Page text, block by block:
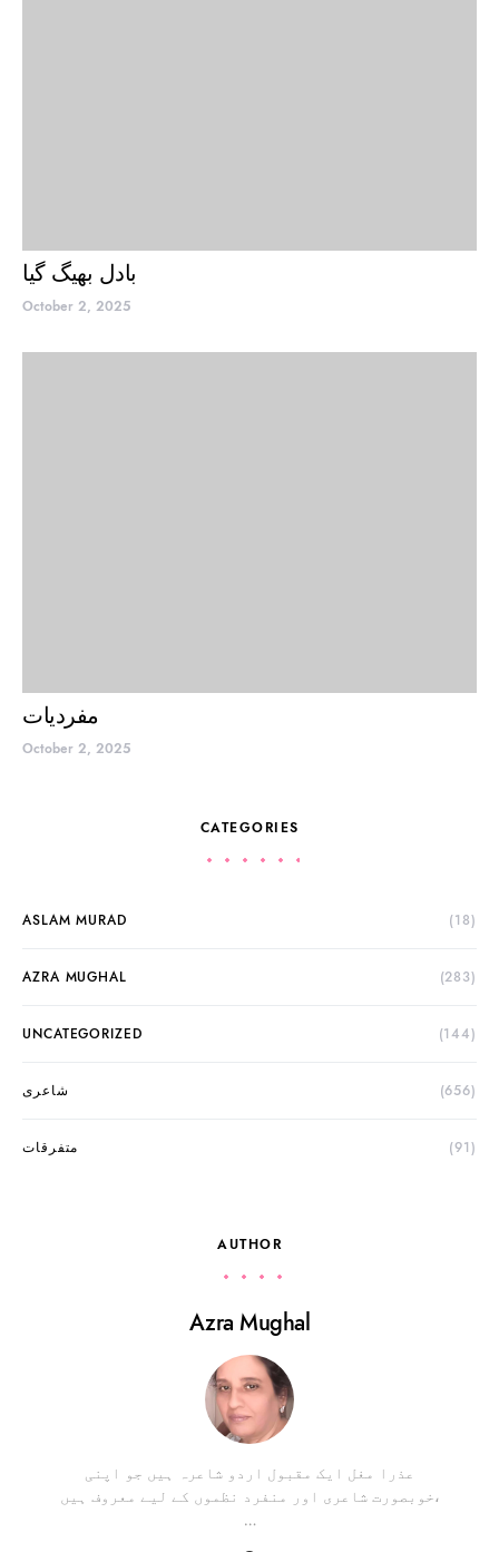
بادل بھیگ گیا
October 2, 2025
مفردیات
October 2, 2025
CATEGORIES
ASLAM MURAD (18)
AZRA MUGHAL (283)
UNCATEGORIZED (144)
شاعری (656)
متفرقات (91)
AUTHOR
Azra Mughal
عذرا مغل ایک مقبول اردو شاعرہ ہیں جو اپنی
خوبصورت شاعری اور منفرد نظموں کے لیے معروف ہیں،
…